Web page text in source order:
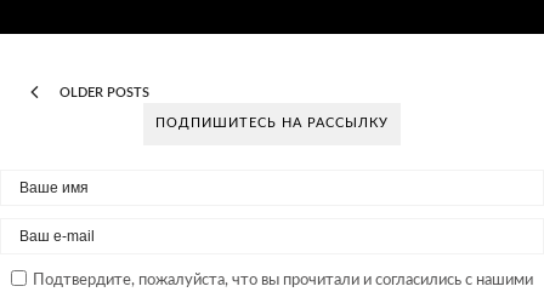
OLDER POSTS
ПОДПИШИТЕСЬ НА РАССЫЛКУ
Подтвердите, пожалуйста, что вы прочитали и согласились с нашими